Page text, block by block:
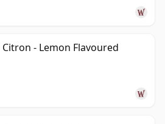
- Lemon Flavoured